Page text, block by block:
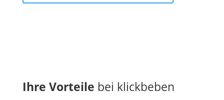
Ihre Vorteile bei klickbeben